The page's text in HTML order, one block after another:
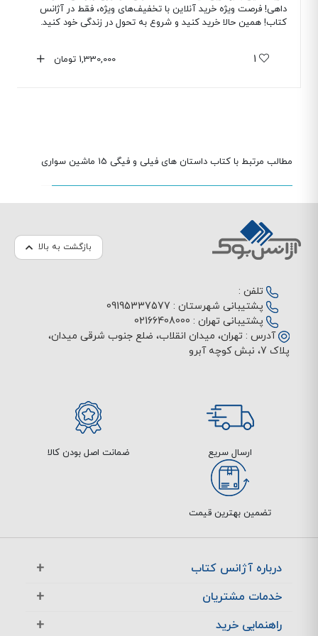
داهی! فرصت ویژه خرید آنلاین با تخفیف‌های ویژه، فقط در آژانس
کتاب! همین حالا خرید کنید و شروع به تحول در زندگی خود کنید.
1,330,000 تومان
مطالب مرتبط با کتاب داستان های فیلی و فیگی 15 ماشین سواری
بازگشت به بالا
تلفن :
پشتیبانی شهرستان : 09195337577
پشتیبانی تهران : 02166408000
آدرس : تهران، میدان انقلاب، ضلع جنوب شرقی میدان،
پلاک 7، نبش کوچه آبرو
ارسال سریع ضمانت اصل بودن کالا
تضمین بهترین قیمت
درباره آژانس کتاب
آژانس بوک در یک نگاه
سوالات متداول
خدمات مشتریان
راهنمایی خرید